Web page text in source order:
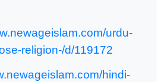
urdu-
religion-/d/119172
hindi-